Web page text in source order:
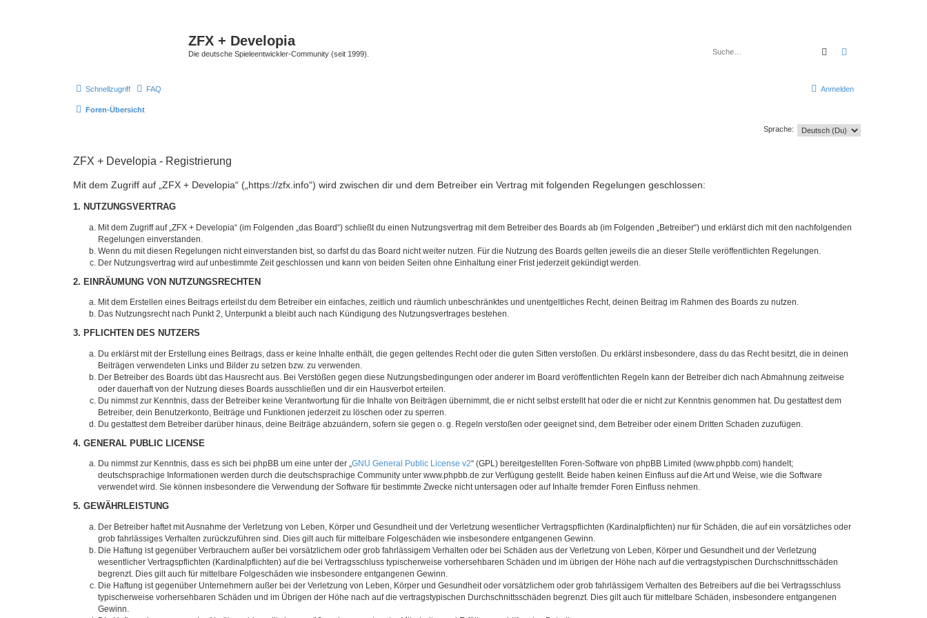
ZFX + Developia
Die deutsche Spieleentwickler-Community (seit 1999). Suche
Schnellzugriff FAQ Anmelden
Foren-Übersicht
Sprache:
ZFX + Developia - Registrierung
Mit dem Zugriff auf „ZFX + Developia“ („https://zfx.info“) wird zwischen dir und dem Betreiber ein Vertrag mit folgenden Regelungen geschlossen:
1. NUTZUNGSVERTRAG
Mit dem Zugriff auf „ZFX + Developia“ (im Folgenden „das Board“) schließt du einen Nutzungsvertrag mit dem Betreiber des Boards ab (im Folgenden „Betreiber“) und erklärst dich mit den nachfolgenden
Regelungen einverstanden.
Wenn du mit diesen Regelungen nicht einverstanden bist, so darfst du das Board nicht weiter nutzen. Für die Nutzung des Boards gelten jeweils die an dieser Stelle veröffentlichten Regelungen.
Der Nutzungsvertrag wird auf unbestimmte Zeit geschlossen und kann von beiden Seiten ohne Einhaltung einer Frist jederzeit gekündigt werden.
2. EINRÄUMUNG VON NUTZUNGSRECHTEN
Mit dem Erstellen eines Beitrags erteilst du dem Betreiber ein einfaches, zeitlich und räumlich unbeschränktes und unentgeltliches Recht, deinen Beitrag im Rahmen des Boards zu nutzen.
Das Nutzungsrecht nach Punkt 2, Unterpunkt a bleibt auch nach Kündigung des Nutzungsvertrages bestehen.
3. PFLICHTEN DES NUTZERS
Du erklärst mit der Erstellung eines Beitrags, dass er keine Inhalte enthält, die gegen geltendes Recht oder die guten Sitten verstoßen. Du erklärst insbesondere, dass du das Recht besitzt, die in deinen
Beiträgen verwendeten Links und Bilder zu setzen bzw. zu verwenden.
Der Betreiber des Boards übt das Hausrecht aus. Bei Verstößen gegen diese Nutzungsbedingungen oder anderer im Board veröffentlichten Regeln kann der Betreiber dich nach Abmahnung zeitweise
oder dauerhaft von der Nutzung dieses Boards ausschließen und dir ein Hausverbot erteilen.
Du nimmst zur Kenntnis, dass der Betreiber keine Verantwortung für die Inhalte von Beiträgen übernimmt, die er nicht selbst erstellt hat oder die er nicht zur Kenntnis genommen hat. Du gestattest dem
Betreiber, dein Benutzerkonto, Beiträge und Funktionen jederzeit zu löschen oder zu sperren.
Du gestattest dem Betreiber darüber hinaus, deine Beiträge abzuändern, sofern sie gegen o. g. Regeln verstoßen oder geeignet sind, dem Betreiber oder einem Dritten Schaden zuzufügen.
4. GENERAL PUBLIC LICENSE
Du nimmst zur Kenntnis, dass es sich bei phpBB um eine unter der „GNU General Public License v2“ (GPL) bereitgestellten Foren-Software von phpBB Limited (www.phpbb.com) handelt;
deutschsprachige Informationen werden durch die deutschsprachige Community unter www.phpbb.de zur Verfügung gestellt. Beide haben keinen Einfluss auf die Art und Weise, wie die Software
verwendet wird. Sie können insbesondere die Verwendung der Software für bestimmte Zwecke nicht untersagen oder auf Inhalte fremder Foren Einfluss nehmen.
5. GEWÄHRLEISTUNG
Der Betreiber haftet mit Ausnahme der Verletzung von Leben, Körper und Gesundheit und der Verletzung wesentlicher Vertragspflichten (Kardinalpflichten) nur für Schäden, die auf ein vorsätzliches oder
grob fahrlässiges Verhalten zurückzuführen sind. Dies gilt auch für mittelbare Folgeschäden wie insbesondere entgangenen Gewinn.
Die Haftung ist gegenüber Verbrauchern außer bei vorsätzlichem oder grob fahrlässigem Verhalten oder bei Schäden aus der Verletzung von Leben, Körper und Gesundheit und der Verletzung
wesentlicher Vertragspflichten (Kardinalpflichten) auf die bei Vertragsschluss typischerweise vorhersehbaren Schäden und im übrigen der Höhe nach auf die vertragstypischen Durchschnittsschäden
begrenzt. Dies gilt auch für mittelbare Folgeschäden wie insbesondere entgangenen Gewinn.
Die Haftung ist gegenüber Unternehmern außer bei der Verletzung von Leben, Körper und Gesundheit oder vorsätzlichem oder grob fahrlässigem Verhalten des Betreibers auf die bei Vertragsschluss
typischerweise vorhersehbaren Schäden und im Übrigen der Höhe nach auf die vertragstypischen Durchschnittsschäden begrenzt. Dies gilt auch für mittelbare Schäden, insbesondere entgangenen
Gewinn.